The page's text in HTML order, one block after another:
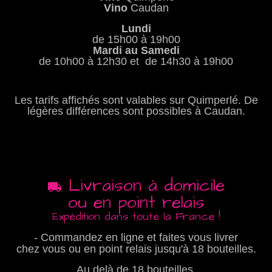
VinoCaudan
Lundi
de 15h00 à 19h00
Mardi au Samedi
de 10h00 à 12h30 et de 14h30 à 19h00
Les tarifs affichés sont valables sur Quimperlé. De
légères différences sont possibles à Caudan.
Livraison à domicile
ou en point relais
Expédition dans toute la France !
- Commandez en ligne et faites vous livrer
chez vous ou en point relais jusqu'à 18 bouteilles.
Au delà de 18 bouteilles,